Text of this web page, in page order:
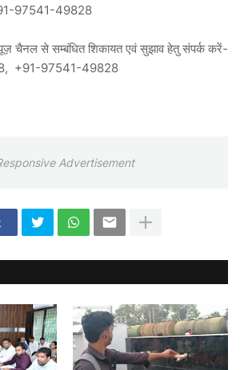
97541-49828
चैनल से सम्बंधित शिकायत एवं सुझाव हेतु संपर्क करें-
+91-97541-49828
Advertisement